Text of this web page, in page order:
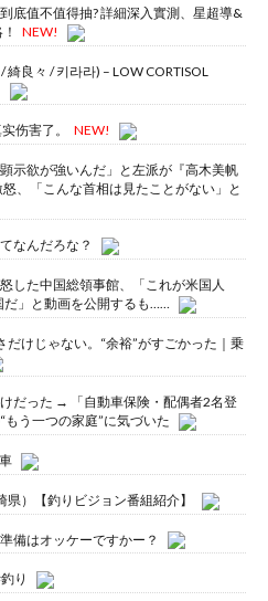
底值不值得抽? 詳細深入實測、星超導&
NEW!
良々 / 키라라) – LOW CORTISOL
伤害了。 NEW!
示欲が強いんだ」と左派が『高木美帆
、「こんな首相は見たことがない」と
なんだろな？
した中国総領事館、「これが米国人
」と動画を公開するも……
だけじゃない。“余裕”がすごかった｜乗
だった → 「自動車保険・配偶者2名登
う一つの家庭”に気づいた
）【釣りビジョン番組紹介】
備はオッケーですかー？
り